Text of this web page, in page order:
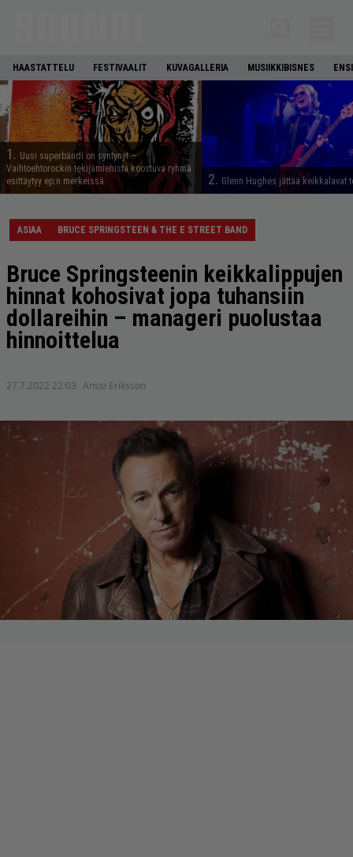
HAASTATTELU FESTIVAALIT KUVAGALLERIA MUSIIKKIBISNES
1. Uusi superbändi on syntynyt –
Vaihtoehtorockin tekijämiehistä koostuva ryhmä
esittäytyy ep:n merkeissä
2. Glenn Hughes jättää keikkalavat
ASIAA BRUCE SPRINGSTEEN & THE E STREET BAND
Bruce Springsteenin keikkalippujen
hinnat kohosivat jopa tuhansiin
dollareihin – manageri puolustaa
hinnoittelua
27.7.2022 22:03 Anssi Eriksson